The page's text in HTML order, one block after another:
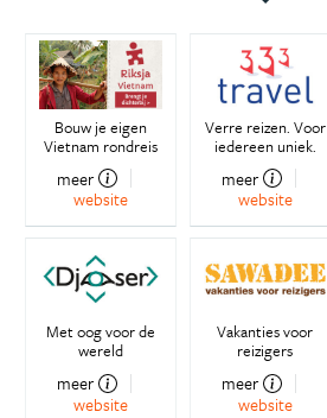
Bouw je eigen
Vietnam rondreis
meer
website
Verre reizen. Voor
iedereen uniek.
meer
website
Met oog voor de
wereld
meer
website
Vakanties voor
reizigers
meer
website